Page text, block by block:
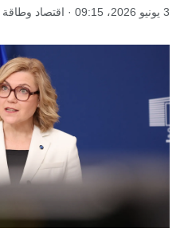
3 يونيو 2026، 09:15 · اقتصاد وطاقة